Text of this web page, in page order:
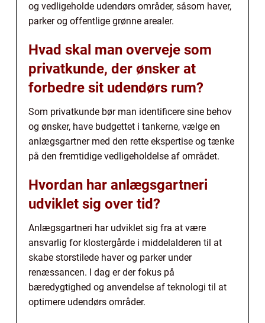
og vedligeholde udendørs områder, såsom haver,
parker og offentlige grønne arealer.
Hvad skal man overveje som
privatkunde, der ønsker at
forbedre sit udendørs rum?
Som privatkunde bør man identificere sine behov
og ønsker, have budgettet i tankerne, vælge en
anlægsgartner med den rette ekspertise og tænke
på den fremtidige vedligeholdelse af området.
Hvordan har anlægsgartneri
udviklet sig over tid?
Anlægsgartneri har udviklet sig fra at være
ansvarlig for klostergårde i middelalderen til at
skabe storstilede haver og parker under
renæssancen. I dag er der fokus på
bæredygtighed og anvendelse af teknologi til at
optimere udendørs områder.